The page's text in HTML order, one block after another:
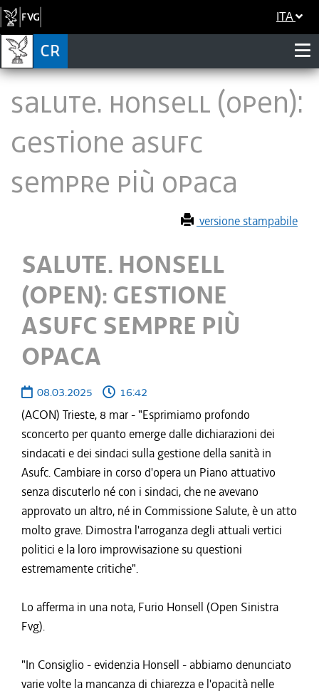
ITA
SALUTE. HONSELL (OPEN):
GESTIONE ASUFC
SEMPRE PIÙ OPACA
versione stampabile
SALUTE. HONSELL
(OPEN): GESTIONE
ASUFC SEMPRE PIÙ
OPACA
08.03.2025
16:42
(ACON) Trieste, 8 mar - "Esprimiamo profondo
sconcerto per quanto emerge dalle dichiarazioni dei
sindacati e dei sindaci sulla gestione della sanità in
Asufc. Cambiare in corso d'opera un Piano attuativo
senza discuterlo né con i sindaci, che ne avevano
approvato un altro, né in Commissione Salute, è un atto
molto grave. Dimostra l'arroganza degli attuali vertici
politici e la loro improvvisazione su questioni
estremamente critiche".
Lo afferma in una nota, Furio Honsell (Open Sinistra
Fvg).
"In Consiglio - evidenzia Honsell - abbiamo denunciato
varie volte la mancanza di chiarezza e l'opacità nelle